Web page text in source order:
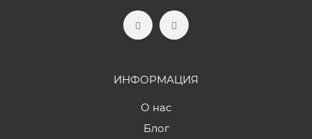
ИНФОРМАЦИЯ
О нас
Блог